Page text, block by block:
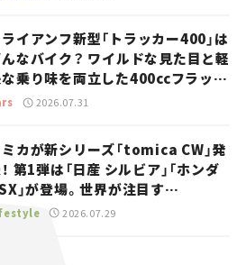
ライアンフ新型「トラッカー400」は
なバイク？ ワイルドな見た目と軽
乗り味を両立した400ccフラット
ッカー【試乗レビュー】
2026.07.31
ミカが新シリーズ「tomica CW」発
第1弾は「日産 シルビア」「ホンダ
」が登場。世界が注目す
に焦点【クルマとホビー】
2026.07.29